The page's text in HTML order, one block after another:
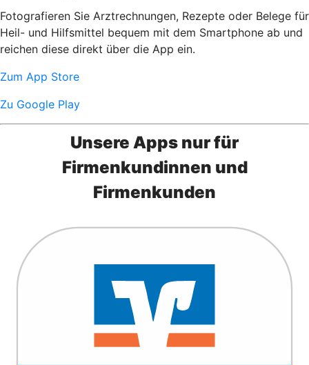
Fotografieren Sie Arztrechnungen, Rezepte oder Belege für
Heil- und Hilfsmittel bequem mit dem Smartphone ab und
reichen diese direkt über die App ein.
Zum App Store
Zu Google Play
Unsere Apps nur für
Firmenkundinnen und
Firmenkunden